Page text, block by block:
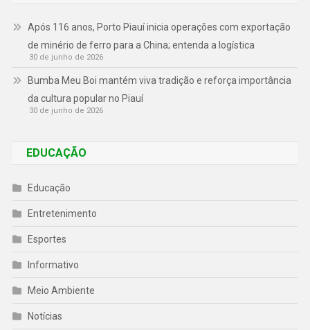
Após 116 anos, Porto Piauí inicia operações com exportação
de minério de ferro para a China; entenda a logística
30 de junho de 2026
Bumba Meu Boi mantém viva tradição e reforça importância
da cultura popular no Piauí
30 de junho de 2026
EDUCAÇÃO
Educação
Entretenimento
Esportes
Informativo
Meio Ambiente
Notícias